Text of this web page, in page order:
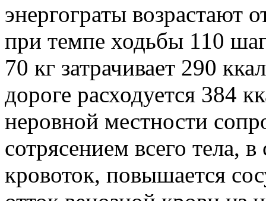
энергограты возрастают
при темпе ходьбы 110
70 кг затрачивает 290
дороге расходуется 384
неровной местности
сотрясением всего тела,
кровоток, повышается